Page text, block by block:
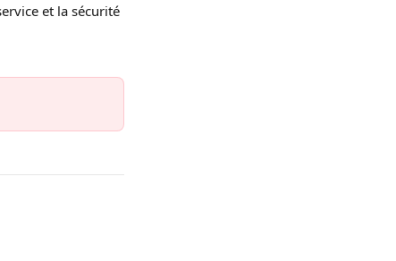
et la sécurité